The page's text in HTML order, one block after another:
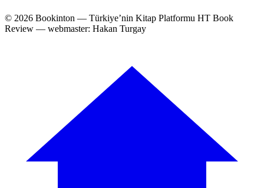
© 2026 Bookinton — Türkiye’nin Kitap Platformu HT Book
Review — webmaster: Hakan Turgay